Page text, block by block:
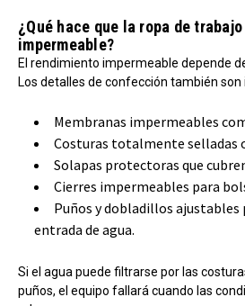
¿Qué hace que la ropa de
impermeable?
El rendimiento impermeable depende
Los detalles de confección también son
Membranas impermeables
Costuras totalmente selladas
Solapas protectoras que
Cierres impermeables para
Puños y dobladillos ajustables
entrada de agua.
Si el agua puede filtrarse por las
puños, el equipo fallará cuando las